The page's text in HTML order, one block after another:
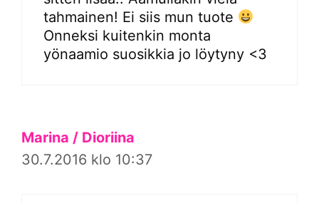
tahmainen! Ei siis mun tuote
Onneksi kuitenkin monta
yönaamio suosikkia jo löytyny <3
Marina / Dioriina
30.7.2016 klo 10:37